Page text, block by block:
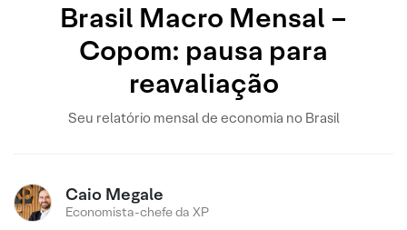
Brasil Macro Mensal –
Copom: pausa para
reavaliação
Seu relatório mensal de economia no Brasil
Caio Megale
Economista-chefe da XP